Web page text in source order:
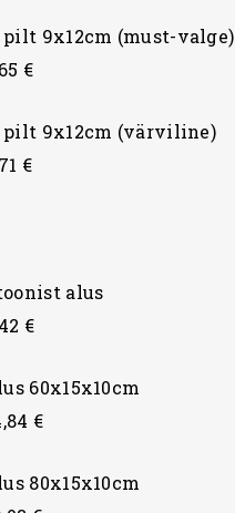
9x12cm (must-valge)
€
9x12cm (värviline)
€
alus
€
60x15x10cm
€
80x15x10cm